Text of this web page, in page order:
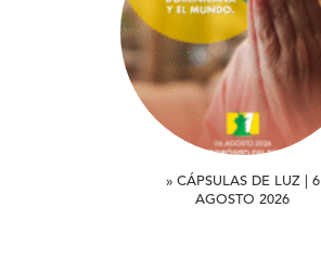
» CÁPSULAS DE LUZ | 6
AGOSTO 2026